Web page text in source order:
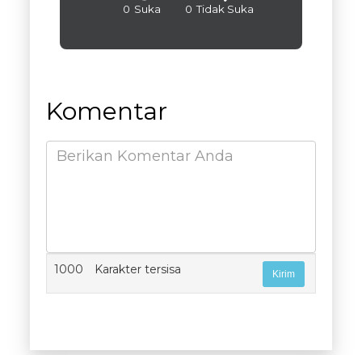
0 Suka 0 Tidak Suka
Komentar
1000 Karakter tersisa